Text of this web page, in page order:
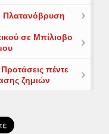
Πλατανόβρυση
σε Μπίλιοβο
πέντε
ζημιών